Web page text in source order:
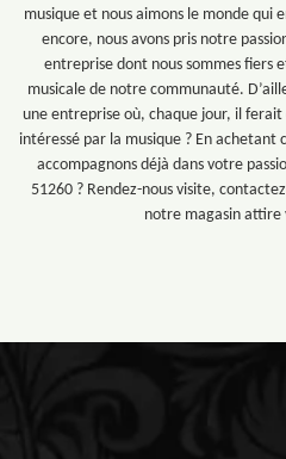
musique et nous aimons le monde qui
encore, nous avons pris notre
entreprise dont nous sommes fiers
musicale de notre communauté.
une entreprise où, chaque jour, il
intéressé par la musique ? En achetant
accompagnons déjà dans votre
51260 ? Rendez-nous visite,
notre magasin